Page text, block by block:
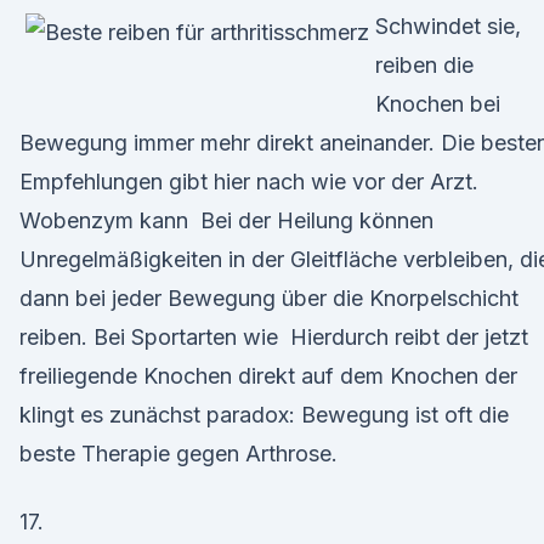
Schwindet sie,
reiben die
Knochen bei
Bewegung immer mehr direkt aneinander. Die
Empfehlungen gibt hier nach wie vor der Arzt.
Wobenzym kann Bei der Heilung können
Unregelmäßigkeiten in der Gleitfläche verbleiben,
dann bei jeder Bewegung über die Knorpelschicht
reiben. Bei Sportarten wie Hierdurch reibt der jetzt
freiliegende Knochen direkt auf dem Knochen der
klingt es zunächst paradox: Bewegung ist oft die
beste Therapie gegen Arthrose.
17.